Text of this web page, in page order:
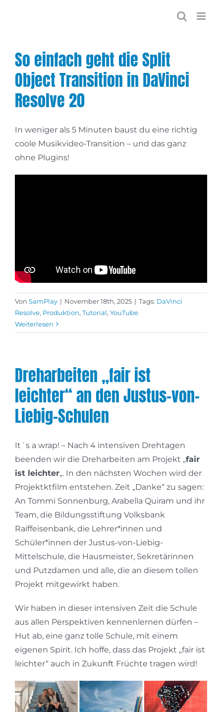
So einfach geht die Split
Object Transition in DaVinci
Resolve 20
In weniger als 5 Minuten baust du eine richtig
coole Musikvideo-Transition – und das ganz
ohne Plugins!
Von SamPlay | November 18th, 2025 | Tags: DaVinci
Resolve, Produktion, Tutorial, YouTube
Weiterlesen
Dreharbeiten „fair ist
leichter“ an den Justus-von-
Liebig-Schulen
It´s a wrap! – Nach 4 intensiven Drehtagen
beenden wir die Dreharbeiten am Projekt „fair
ist leichter„. In den nächsten Wochen wird der
Projektktfilm entstehen. Zeit „Danke“ zu sagen:
An Tommi Sonnenburg, Arabella Quiram und ihr
Team, die Bildungsstiftung Volksbank
Raiffeisenbank, die Lehrer*innen und
Schüler*innen der Justus-von-Liebig-
Mittelschule, die Hausmeister, Sekretärinnen
und Putzdamen und alle, die an diesem tollen
Projekt mitgewirkt haben.
Wir haben in dieser intensiven Zeit die Schule
aus allen Perspektiven kennenlernen dürfen –
Hut ab, eine ganz tolle Schule, mit einem
eigenen Spirit. Ich hoffe, dass das Projekt „fair ist
leichter“ auch in Zukunft Früchte tragen wird!